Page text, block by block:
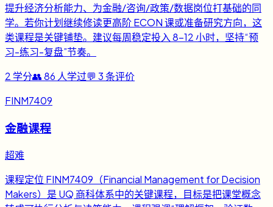
提升经济分析能力、为金融/咨询/政策/数据岗位打基础的同
学。若你计划继续修读更高阶 ECON 课或准备研究方向，这
类课程是关键铺垫。建议每周稳定投入 8-12 小时，坚持“预
习-练习-复盘”节奏。
2 学分👥86 人学过💬 3条评价
FINM7409
金融课程
超难
课程定位 FINM7409（Financial Management for Decision
Makers）是 UQ 商科体系中的关键课程，目标是把课堂概念